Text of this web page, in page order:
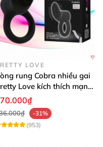
LOVE
rung Cobra nhiều gai
Love kích thích mạnh
khoái cảm
-31%
(953)